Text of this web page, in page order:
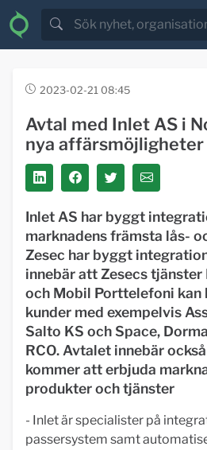
2023-02-21 08:45
Avtal med Inlet AS i
nya affärsmöjligheter
Inlet AS har byggt
marknadens främsta lås-
Zesec har byggt
innebär att Zesecs tjänster
och Mobil Porttelefoni kan
kunder med exempelvis
Salto KS och Space,
RCO. Avtalet innebär
kommer att erbjuda
produkter och tjänster
- Inlet är specialister på
passersystem samt